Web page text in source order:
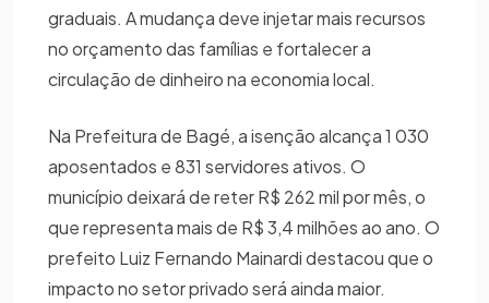
graduais. A mudança deve injetar mais recursos
no orçamento das famílias e fortalecer a
circulação de dinheiro na economia local.
Na Prefeitura de Bagé, a isenção alcança 1 030
aposentados e 831 servidores ativos. O
município deixará de reter R$ 262 mil por mês, o
que representa mais de R$ 3,4 milhões ao ano. O
prefeito Luiz Fernando Mainardi destacou que o
impacto no setor privado será ainda maior.